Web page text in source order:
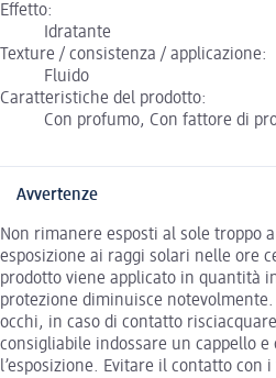
Effetto:
Idratante
Texture / consistenza / applicazione:
Fluido
Caratteristiche del prodotto:
Con profumo, Con fattore di
Avvertenze
Non rimanere esposti al sole troppo
esposizione ai raggi solari nelle ore
prodotto viene applicato in quantità
protezione diminuisce
occhi, in caso di contatto
consigliabile indossare un cappello
l’esposizione. Evitare il contatto con